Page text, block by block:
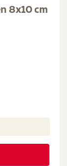
8x10 cm